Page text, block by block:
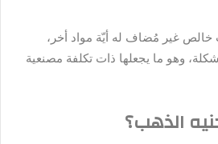
خالص غير مُضاف له أيّة مواد أخر،
وهو ما يجعلها ذات تكلفة مصنعية
الذهب؟